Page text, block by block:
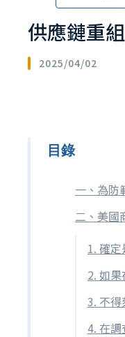
供應鏈重
2025/04/02
目錄
一、為防
二、美國
1. 確
2. 如
3. 不
4. 在